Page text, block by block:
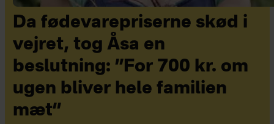
Da fødevarepriserne skød i
vejret, tog Åsa en
beslutning: ”For 700 kr. om
ugen bliver hele familien
mæt”